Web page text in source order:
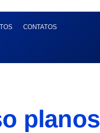
CONTATOS
planos